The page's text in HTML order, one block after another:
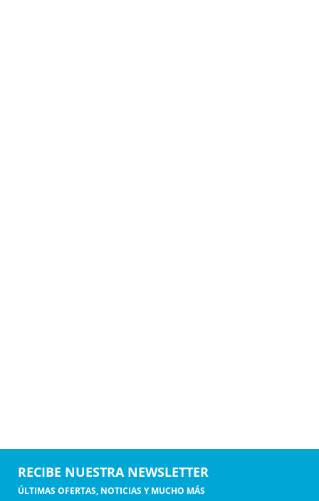
RECIBE NUESTRA NEWSLETTER
ÚLTIMAS OFERTAS, NOTICIAS Y MUCHO MÁS